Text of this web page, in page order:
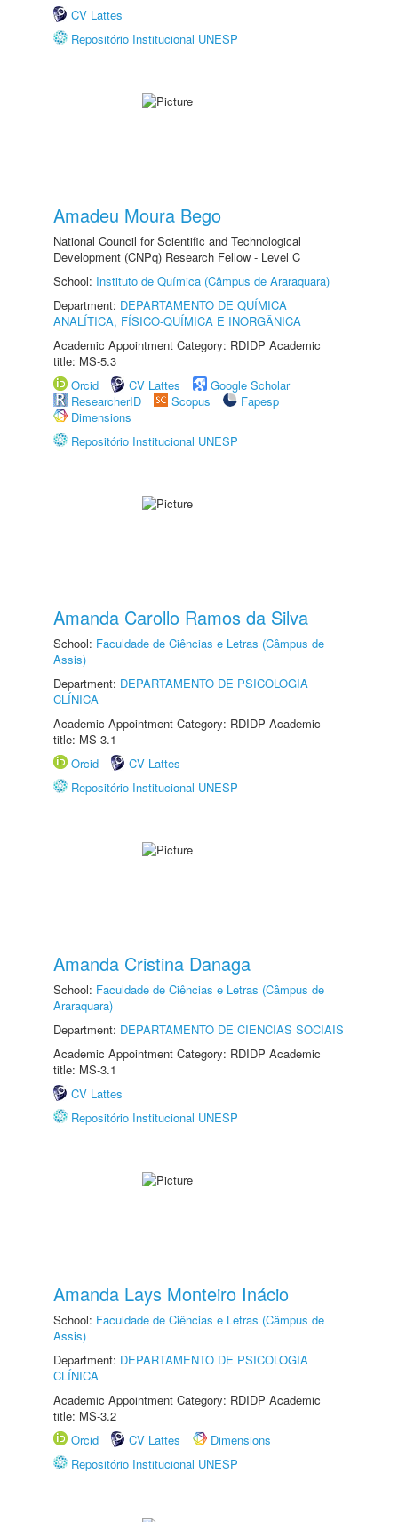
CV Lattes
Repositório Institucional UNESP
Amadeu Moura Bego
National Council for Scientific and Technological
Development (CNPq) Research Fellow - Level C
School: Instituto de Química (Câmpus de Araraquara)
Department: DEPARTAMENTO DE QUÍMICA
ANALÍTICA, FÍSICO-QUÍMICA E INORGÂNICA
Academic Appointment Category: RDIDP Academic
title: MS-5.3
Orcid
CV Lattes
Google Scholar
ResearcherID
Scopus
Fapesp
Dimensions
Repositório Institucional UNESP
Amanda Carollo Ramos da Silva
School: Faculdade de Ciências e Letras (Câmpus de
Assis)
Department: DEPARTAMENTO DE PSICOLOGIA
CLÍNICA
Academic Appointment Category: RDIDP Academic
title: MS-3.1
Orcid
CV Lattes
Repositório Institucional UNESP
Amanda Cristina Danaga
School: Faculdade de Ciências e Letras (Câmpus de
Araraquara)
Department: DEPARTAMENTO DE CIÊNCIAS SOCIAIS
Academic Appointment Category: RDIDP Academic
title: MS-3.1
CV Lattes
Repositório Institucional UNESP
Amanda Lays Monteiro Inácio
School: Faculdade de Ciências e Letras (Câmpus de
Assis)
Department: DEPARTAMENTO DE PSICOLOGIA
CLÍNICA
Academic Appointment Category: RDIDP Academic
title: MS-3.2
Orcid
CV Lattes
Dimensions
Repositório Institucional UNESP